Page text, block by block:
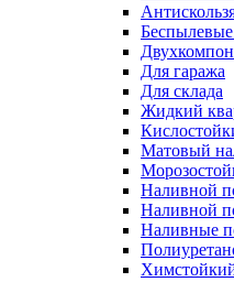
Для гаража
Для склада
Жидкий
Матовый
Наливной
Наливной
Наливные